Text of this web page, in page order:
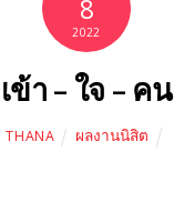
8
2022
เข้า – ใจ – คน
THANA ผลงานนิสิต